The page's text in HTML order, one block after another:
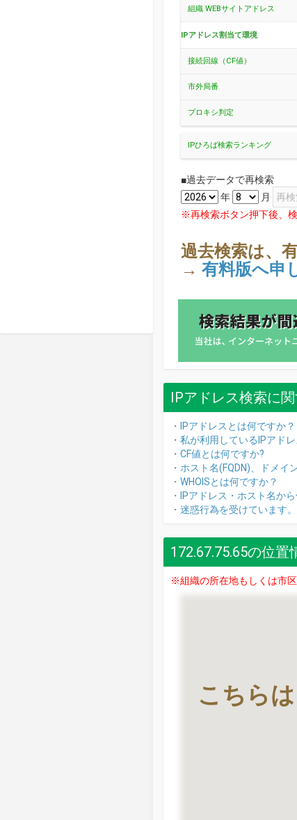
組織 WEBサイトアドレス
IPアドレス割当て環境
接続回線（CF値）
市外局番
プロキシ判定
IPひろば検索ランキング
■過去データで再検索
年
月
※再検索ボタン押下後、
過去検索は、
→ 有料版へ申
IPアドレス検索に
・IPアドレスとは何ですか？
・私が利用しているIPアド
・CF値とは何ですか?
・ホスト名(FQDN)、ドメイ
・WHOISとは何ですか？
・IPアドレス・ホスト名か
・迷惑行為を受けています
172.67.75.65の位置
※組織の所在地もしくは市
こちら